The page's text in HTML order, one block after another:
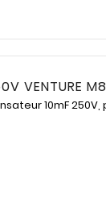
VENTURE M8
10mF